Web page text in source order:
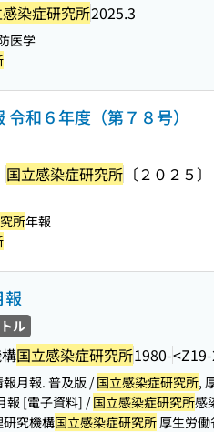
染症研究所2025.3
医学
令和６年度（第７８号）
国立感染症研究所 〔２０２５〕
所年報
報
ル
国立感染症研究所1980-
月報. 普及版 /国立感染症研究所,
報 [電子資料] /国立感染症研究所感
究機構国立感染症研究所厚生労